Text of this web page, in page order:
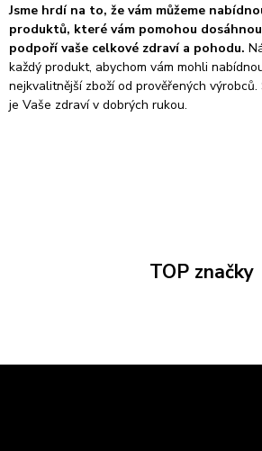
Jsme hrdí na to, že vám můžeme
produktů, které vám pomohou
podpoří vaše celkové zdraví a pohodu.
každý produkt, abychom vám mohli
nejkvalitnější zboží od prověřených
je Vaše zdraví v dobrých rukou.
TOP značky